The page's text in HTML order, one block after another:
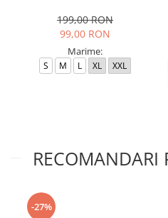
199,00 RON
99,00 RON
Marime:
S M L XL XXL
RECOMANDARI
-27%